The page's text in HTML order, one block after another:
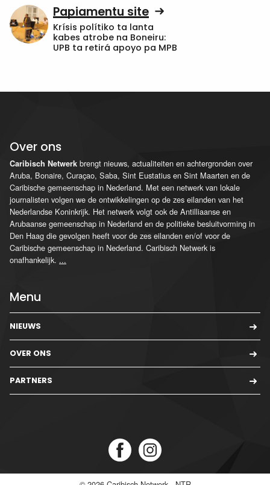
Papiamentu site
Krísis polítiko ta lanta
kabes atrobe na Boneiru:
UPB ta retirá apoyo pa MPB
Over ons
Caribisch Netwerk brengt nieuws, actualiteiten en achtergronden over
Aruba, Bonaire, Curaçao, Saba, Sint Eustatius en Sint Maarten en de
Caribische gemeenschap in Nederland. Met een netwerk van lokale
journalisten volgen we de ontwikkelingen op de zes eilanden van het
Nederlandse Koninkrijk. Het netwerk volgt ook de Antilliaanse en
Arubaanse gemeenschap in Nederland en de politieke besluitvorming in
Den Haag die gevolgen heeft voor de zes eilanden en/of voor de
Caribische gemeenschap in Nederland. Caribisch Netwerk is
onafhankelijk. ...
Menu
NIEUWS
OVER ONS
PARTNERS